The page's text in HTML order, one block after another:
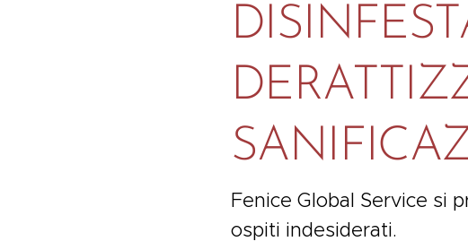
Fenice Global Service si
ospiti indesiderati.